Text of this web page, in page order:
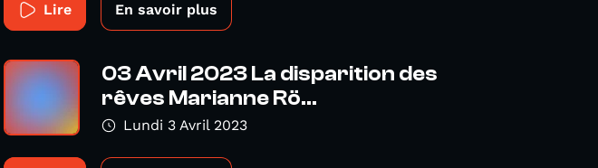
Lire En savoir plus
03 Avril 2023 La disparition des
rêves Marianne Rö...
Lundi 3 Avril 2023